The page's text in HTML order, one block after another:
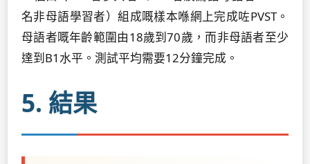
名非母語學習者）組成嘅樣本喺網上完成咗PVST。
母語者嘅年齡範圍由18歲到70歲，而非母語者至少
達到B1水平。測試平均需要12分鐘完成。
5. 結果